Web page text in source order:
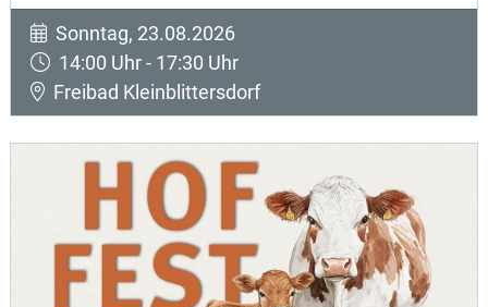
Sonntag, 23.08.2026
14:00 Uhr - 17:30 Uhr
Freibad Kleinblittersdorf